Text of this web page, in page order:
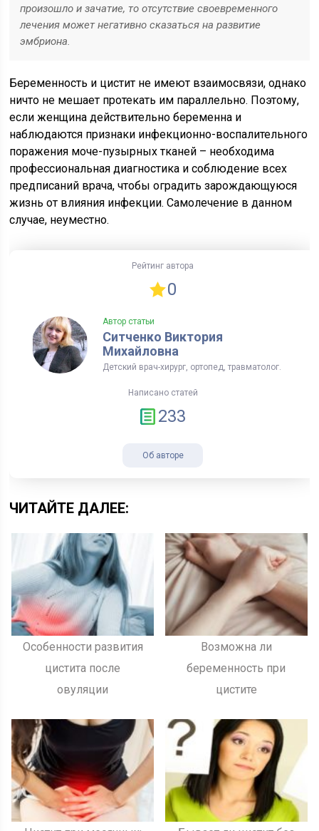
произошло и зачатие, то отсутствие своевременного
лечения может негативно сказаться на развитие
эмбриона.
Беременность и цистит не имеют взаимосвязи, однако
ничто не мешает протекать им параллельно. Поэтому,
если женщина действительно беременна и
наблюдаются признаки инфекционно-воспалительного
поражения моче-пузырных тканей – необходима
профессиональная диагностика и соблюдение всех
предписаний врача, чтобы оградить зарождающуюся
жизнь от влияния инфекции. Самолечение в данном
случае, неуместно.
Рейтинг автора
0
Автор статьи
Ситченко Виктория
Михайловна
Детский врач-хирург, ортопед, травматолог.
Написано статей
233
Об авторе
ЧИТАЙТЕ ДАЛЕЕ:
Особенности развития
цистита после
овуляции
Возможна ли
беременность при
цистите